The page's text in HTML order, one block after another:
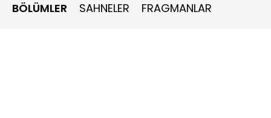
BÖLÜMLER SAHNELER FRAGMANLAR